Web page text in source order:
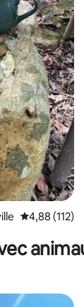
Évaluation
4,88 (112)